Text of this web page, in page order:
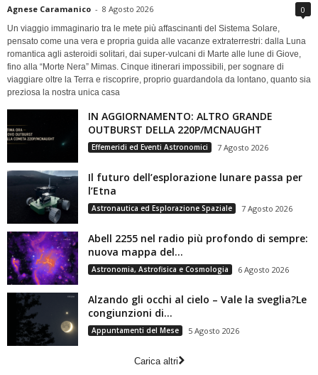
Agnese Caramanico - 8 Agosto 2026 0
Un viaggio immaginario tra le mete più affascinanti del Sistema Solare,
pensato come una vera e propria guida alle vacanze extraterrestri: dalla Luna
romantica agli asteroidi solitari, dai super-vulcani di Marte alle lune di Giove,
fino alla “Morte Nera” Mimas. Cinque itinerari impossibili, per sognare di
viaggiare oltre la Terra e riscoprire, proprio guardandola da lontano, quanto sia
preziosa la nostra unica casa
IN AGGIORNAMENTO: ALTRO GRANDE
OUTBURST DELLA 220P/MCNAUGHT
Effemeridi ed Eventi Astronomici 7 Agosto 2026
Il futuro dell’esplorazione lunare passa per
l’Etna
Astronautica ed Esplorazione Spaziale 7 Agosto 2026
Abell 2255 nel radio più profondo di sempre:
nuova mappa del...
Astronomia, Astrofisica e Cosmologia 6 Agosto 2026
Alzando gli occhi al cielo – Vale la sveglia?Le
congiunzioni di...
Appuntamenti del Mese 5 Agosto 2026
Carica altri